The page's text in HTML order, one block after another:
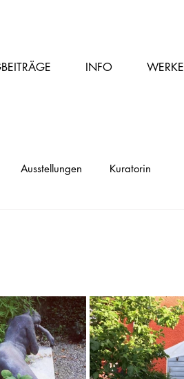
INFO WERKE
Ausstellungen Kuratorin